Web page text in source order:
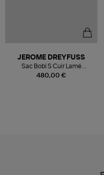
480,00 €
JEROME DREYFUSS
Sac Bobi S Cuir Lamé
Champagne